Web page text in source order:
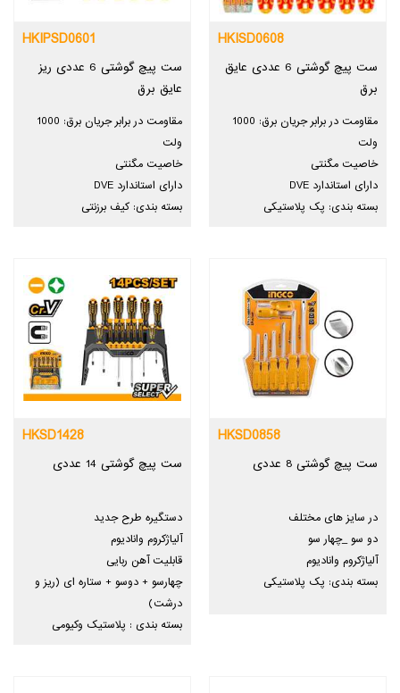
HKISD0608
ست پیچ گوشتی 6 عددی عایق
برق
مقاومت در برابر جریان برق: 1000
ولت
خاصیت مگنتی
دارای استاندارد DVE
بسته بندی: پک پلاستیکی
HKIPSD0601
ست پیچ گوشتی 6 عددی ریز
عایق برق
مقاومت در برابر جریان برق: 1000
ولت
خاصیت مگنتی
دارای استاندارد DVE
بسته بندی: کیف برزنتی
HKSD0858
ست پیچ گوشتی 8 عددی
در سایز های مختلف
دو سو _چهار سو
آلیاژکروم وانادیوم
بسته بندی: پک پلاستیکی
HKSD1428
ست پیچ گوشتی 14 عددی
دستگیره طرح جدید
آلیاژکروم وانادیوم
قابلیت آهن ربایی
چهارسو + دوسو + ستاره ای (ریز و
درشت)
بسته بندی : پلاستیک وکیومی